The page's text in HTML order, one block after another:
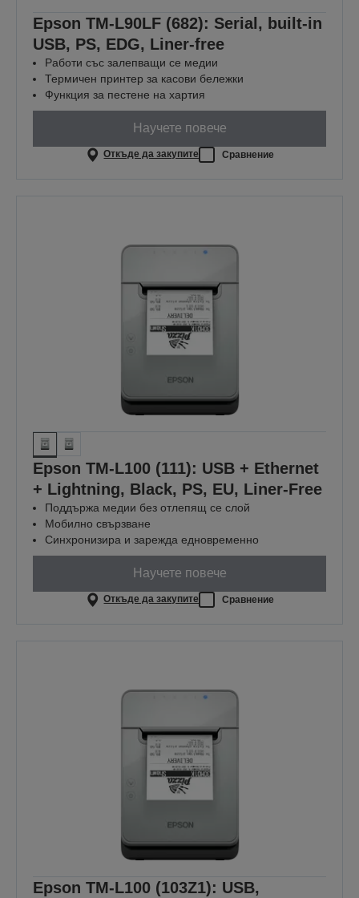
Epson TM-L90LF (682): Serial, built-in
USB, PS, EDG, Liner-free
Работи със залепващи се медии
Термичен принтер за касови бележки
Функция за пестене на хартия
Научете повече
Откъде да закупите Сравнение
Epson TM-L100 (111): USB + Ethernet
+ Lightning, Black, PS, EU, Liner-Free
Поддържа медии без отлепящ се слой
Мобилно свързване
Синхронизира и зарежда едновременно
Научете повече
Откъде да закупите Сравнение
Epson TM-L100 (103Z1): USB,